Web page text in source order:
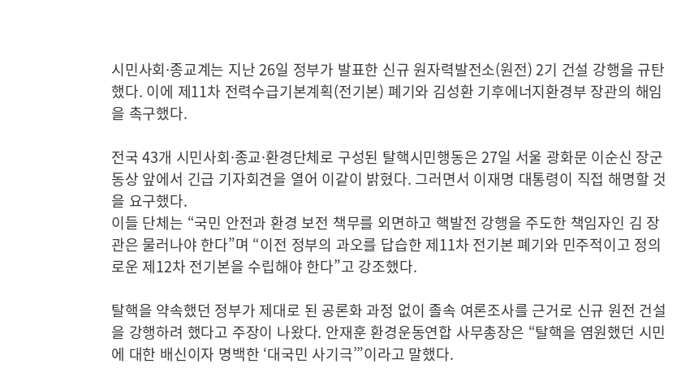
시민사회·종교계는 지난 26일 정부가 발표한 신규 원자력발전소(원전) 2기 건설 강행을 규탄
했다. 이에 제11차 전력수급기본계획(전기본) 폐기와 김성환 기후에너지환경부 장관의 해임
을 촉구했다.
전국 43개 시민사회·종교·환경단체로 구성된 탈핵시민행동은 27일 서울 광화문 이순신 장군
동상 앞에서 긴급 기자회견을 열어 이같이 밝혔다. 그러면서 이재명 대통령이 직접 해명할 것
을 요구했다.
이들 단체는 “국민 안전과 환경 보전 책무를 외면하고 핵발전 강행을 주도한 책임자인 김 장
관은 물러나야 한다”며 “이전 정부의 과오를 답습한 제11차 전기본 폐기와 민주적이고 정의
로운 제12차 전기본을 수립해야 한다”고 강조했다.
탈핵을 약속했던 정부가 제대로 된 공론화 과정 없이 졸속 여론조사를 근거로 신규 원전 건설
을 강행하려 했다고 주장이 나왔다. 안재훈 환경운동연합 사무총장은 “탈핵을 염원했던 시민
에 대한 배신이자 명백한 ‘대국민 사기극’”이라고 말했다.